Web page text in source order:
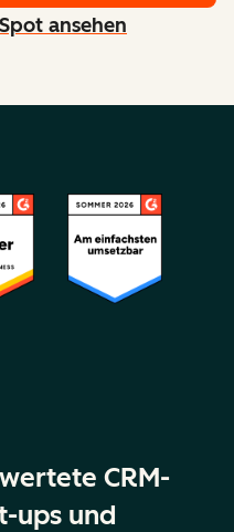
ansehen
CRM-
ups und